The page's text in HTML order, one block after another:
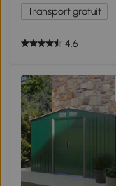
Transport gratuit
4.6